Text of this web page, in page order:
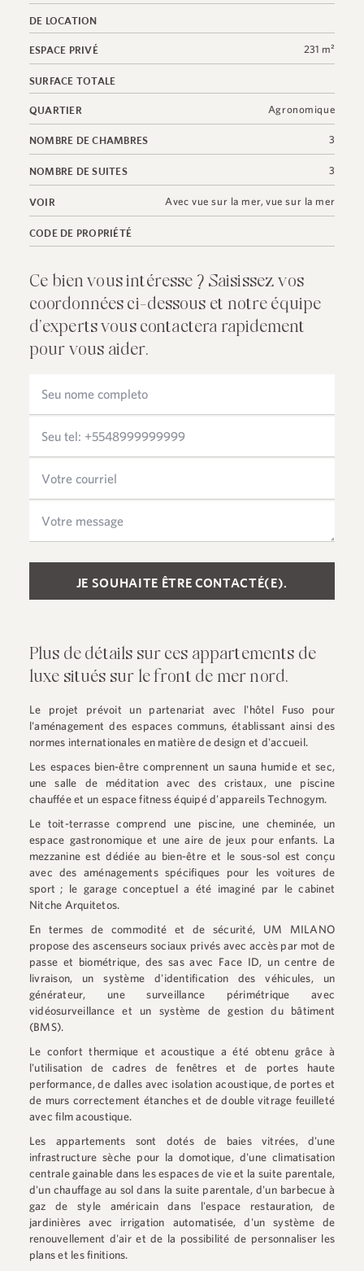
DE LOCATION
ESPACE PRIVÉ 231 m²
SURFACE TOTALE
QUARTIER Agronomique
NOMBRE DE CHAMBRES 3
NOMBRE DE SUITES 3
VOIR Avec vue sur la mer,vue sur la mer
CODE DE PROPRIÉTÉ
Ce bien vous intéresse ? Saisissez vos
coordonnées ci-dessous et notre équipe
d’experts vous contactera rapidement
pour vous aider.
Please leave this field empty.
Plus de détails sur ces appartements de
luxe situés sur le front de mer nord.
Le projet prévoit un partenariat avec l'hôtel Fuso pour
l'aménagement des espaces communs, établissant ainsi des
normes internationales en matière de design et d'accueil.
Les espaces bien-être comprennent un sauna humide et sec,
une salle de méditation avec des cristaux, une piscine
chauffée et un espace fitness équipé d'appareils Technogym.
Le toit-terrasse comprend une piscine, une cheminée, un
espace gastronomique et une aire de jeux pour enfants. La
mezzanine est dédiée au bien-être et le sous-sol est conçu
avec des aménagements spécifiques pour les voitures de
sport ; le garage conceptuel a été imaginé par le cabinet
Nitche Arquitetos.
En termes de commodité et de sécurité, UM MILANO
propose des ascenseurs sociaux privés avec accès par mot de
passe et biométrique, des sas avec Face ID, un centre de
livraison, un système d'identification des véhicules, un
générateur, une surveillance périmétrique avec
vidéosurveillance et un système de gestion du bâtiment
(BMS).
Le confort thermique et acoustique a été obtenu grâce à
l'utilisation de cadres de fenêtres et de portes haute
performance, de dalles avec isolation acoustique, de portes et
de murs correctement étanches et de double vitrage feuilleté
avec film acoustique.
Les appartements sont dotés de baies vitrées, d'une
infrastructure sèche pour la domotique, d'une climatisation
centrale gainable dans les espaces de vie et la suite parentale,
d'un chauffage au sol dans la suite parentale, d'un barbecue à
gaz de style américain dans l'espace restauration, de
jardinières avec irrigation automatisée, d'un système de
renouvellement d'air et de la possibilité de personnaliser les
plans et les finitions.